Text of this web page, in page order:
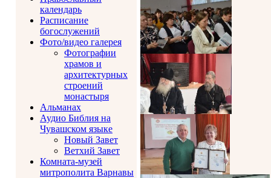
календарь
Расписание
богослужений
Фото/видео галерея
Фотографии
храмов и
архитектурных
строений
монастыря
Альманах
Аудио Библия на
Чувашском языке
Новый Завет
Ветхий Завет
Комната-музей
митрополита Варнавы